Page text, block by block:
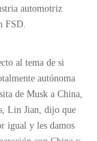
automotriz
FSD.
al tema de si
autónoma
de Musk a China,
Lin Jian, dijo que
igual y les damos